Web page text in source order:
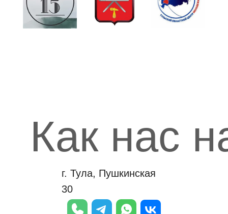
Как нас
г. Тула, Пушкинская
30